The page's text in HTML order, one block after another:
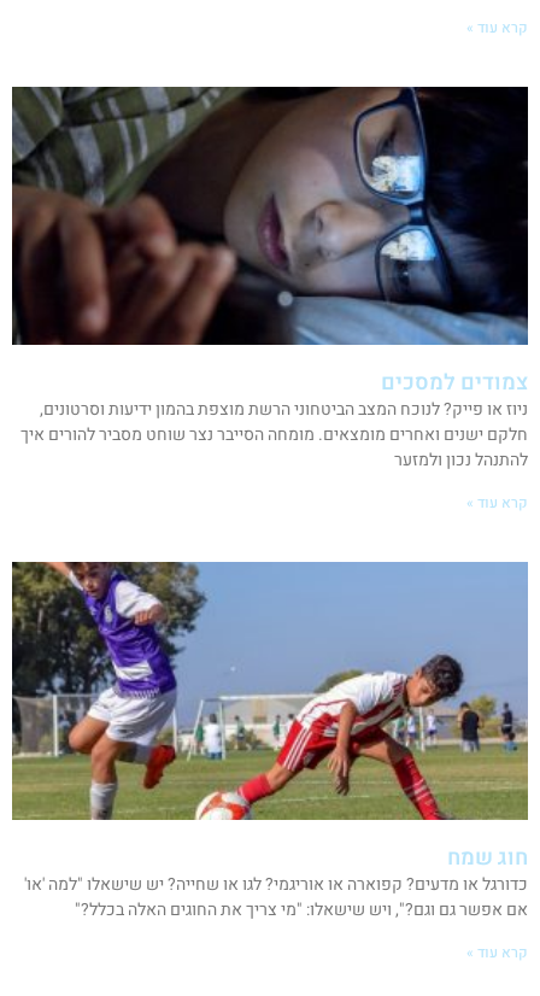
קרא עוד »
צמודים למסכים
ניוז או פייק? לנוכח המצב הביטחוני הרשת מוצפת בהמון ידיעות וסרטונים,
חלקם ישנים ואחרים מומצאים. מומחה הסייבר נצר שוחט מסביר להורים איך
להתנהל נכון ולמזער
קרא עוד »
חוג שמח
כדורגל או מדעים? קפוארה או אוריגמי? לגו או שחייה? יש שישאלו "למה 'או'
אם אפשר גם וגם?", ויש שישאלו: "מי צריך את החוגים האלה בכלל?"
קרא עוד »